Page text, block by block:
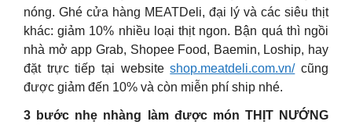
nóng. Ghé cửa hàng MEATDeli, đại lý và các siêu thịt
khác: giảm 10% nhiều loại thịt ngon. Bận quá thì ngồi
nhà mở app Grab, Shopee Food, Baemin, Loship, hay
đặt trực tiếp tại websiteshop.meatdeli.com.vn/cũng
được giảm đến 10% và còn miễn phí ship nhé.
3 bước nhẹ nhàng làm được món THỊT NƯỚNG